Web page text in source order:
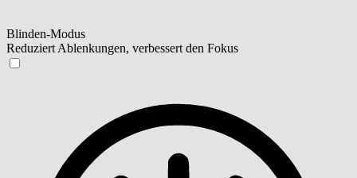
Blinden-Modus
Reduziert Ablenkungen, verbessert den Fokus